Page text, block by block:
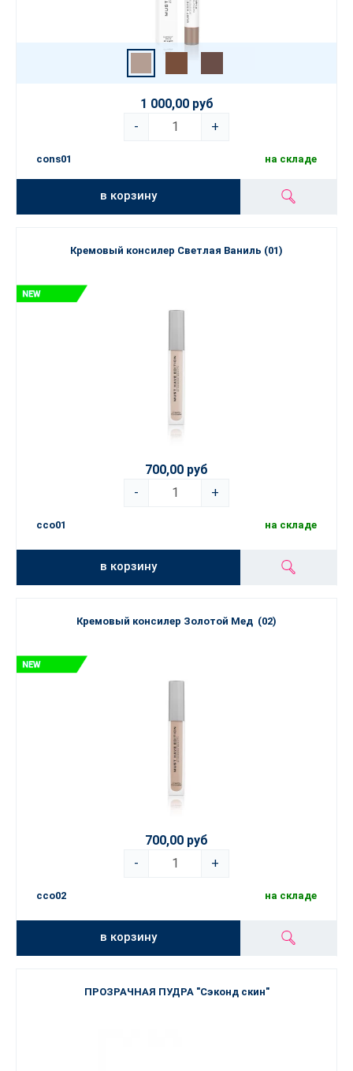
1 000,00 руб
-
+
cons01 на складе
в корзину
Кремовый консилер Светлая Ваниль (01)
700,00 руб
-
+
cco01 на складе
в корзину
Кремовый консилер Золотой Мед (02)
700,00 руб
-
+
cco02 на складе
в корзину
ПРОЗРАЧНАЯ ПУДРА "Сэконд скин"